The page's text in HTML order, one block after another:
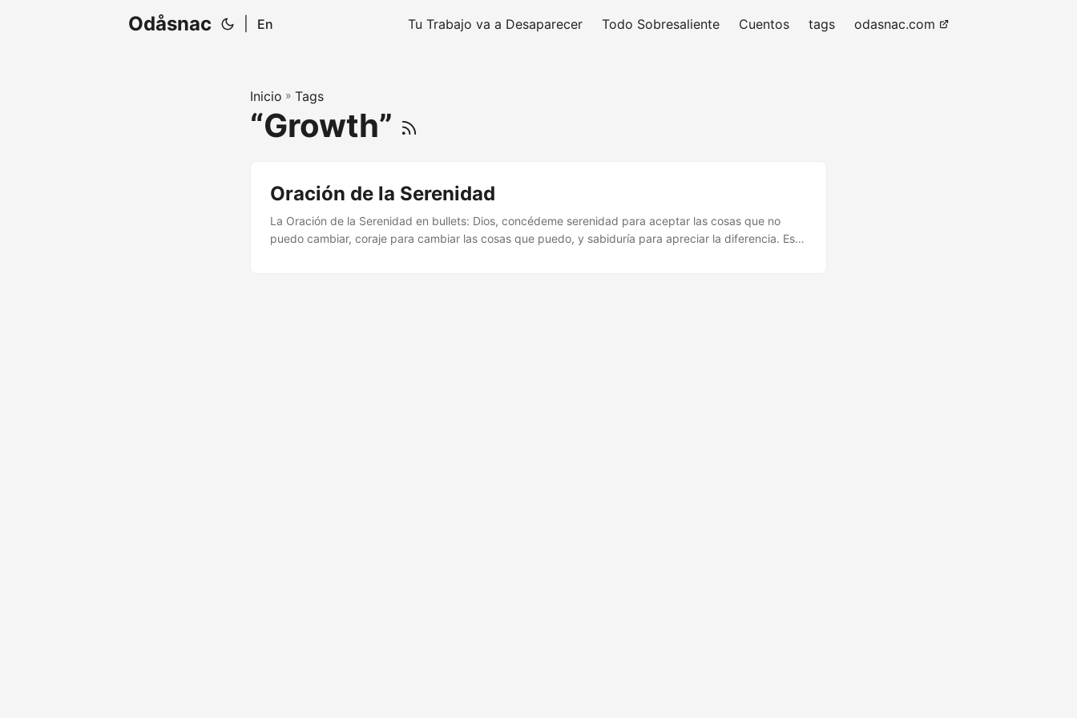
Odåsnac En Tu Trabajo va a Desaparecer Todo Sobresaliente Cuentos tags odasnac.com
Inicio » Tags
“Growth”
Oración de la Serenidad
La Oración de la Serenidad en bullets: Dios, concédeme serenidad para aceptar las cosas que no
puedo cambiar, coraje para cambiar las cosas que puedo, y sabiduría para apreciar la diferencia. Esta